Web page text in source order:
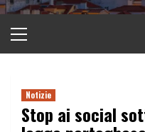
principale
Notizie
Stop ai social